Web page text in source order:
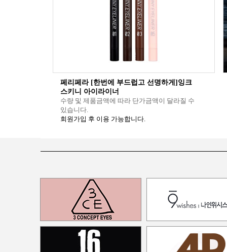
페리페라 [한번에 부드럽고 선명하게]잉크
스키니 아이라이너
수량 및 제품금액에 따라 단가금액이 달라질 수
있습니다.
회원가입 후 이용 가능합니다.